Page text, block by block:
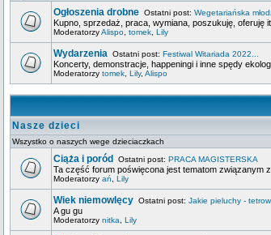
Ogłoszenia drobne Ostatni post: Wegetariańska
Kupno, sprzedaż, praca, wymiana, poszukuję, oferuję
ModeratorzyAlispo tomek Lily
Wydarzenia Ostatni post: Festiwal Witariada 2022...
Koncerty, demonstracje, happeningi i inne spędy
Moderatorzy tomek Lily, Alispo
Nasze dzieci
Wszystko o naszych wege dzieciaczkach
Ciąża i poród Ostatni post: PRACA MAGISTERSKA
Ta część forum poświęcona jest tematom związanym
Moderatorzy ań Lily
Wiek niemowlęcy Ostatni post: Jakie pieluchy -
A gu gu
Moderatorzy nitka Lily